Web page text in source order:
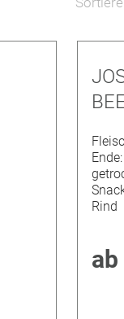
Rind
ab